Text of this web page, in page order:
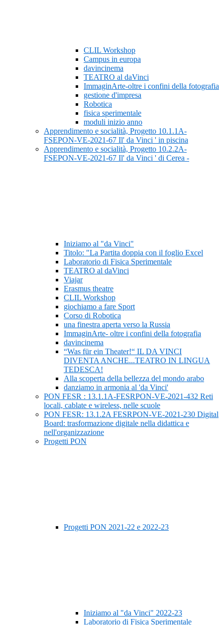
CLIL Workshop
Campus in europa
davincinema
TEATRO al daVinci
ImmaginArte-oltre i confini della fotografia
gestione d'impresa
Robotica
fisica sperimentale
moduli inizio anno
Apprendimento e socialità, Progetto 10.1.1A-
FSEPON-VE-2021-67 Il' da Vinci ' in piscina
Apprendimento e socialità, Progetto 10.2.2A-
FSEPON-VE-2021-67 Il' da Vinci ' di Cerea -
Iniziamo al "da Vinci"
Titolo: "La Partita doppia con il foglio Excel
Laboratorio di Fisica Sperimentale
TEATRO al daVinci
Viajar
Erasmus theatre
CLIL Workshop
giochiamo a fare Sport
Corso di Robotica
una finestra aperta verso la Russia
ImmaginArte- oltre i confini della fotografia
davincinema
“Was für ein Theater!“ IL DA VINCI
DIVENTA ANCHE...TEATRO IN LINGUA
TEDESCA!
Alla scoperta della bellezza del mondo arabo
danziamo in armonia al 'da Vinci'
PON FESR : 13.1.1A-FESRPON-VE-2021-432 Reti
locali, cablate e wireless, nelle scuole
PON FESR: 13.1.2A FESRPON-VE-2021-230 Digital
Board: trasformazione digitale nella didattica e
nell'organizzazione
Progetti PON
Progetti PON 2021-22 e 2022-23
Iniziamo al "da Vinci" 2022-23
Laboratorio di Fisica Sperimentale